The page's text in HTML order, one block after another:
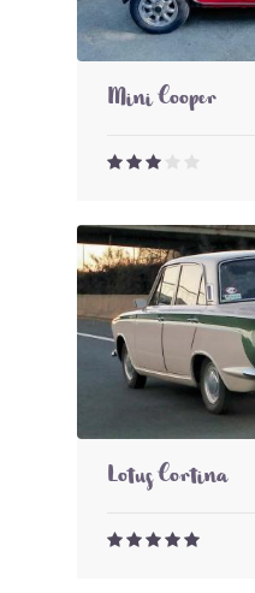
Mini Cooper
Lotus Cortina